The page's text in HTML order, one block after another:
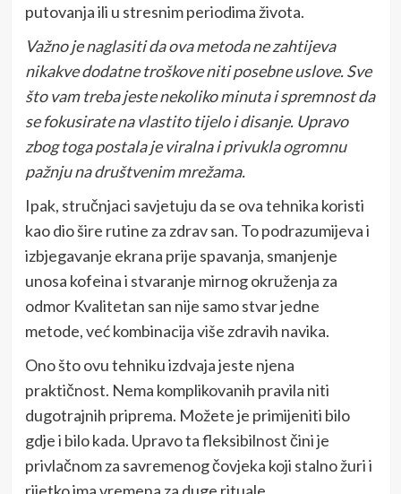
putovanja ili u stresnim periodima života.
Važno je naglasiti da ova metoda ne zahtijeva
nikakve dodatne troškove niti posebne uslove. Sve
što vam treba jeste nekoliko minuta i spremnost da
se fokusirate na vlastito tijelo i disanje. Upravo
zbog toga postala je viralna i privukla ogromnu
pažnju na društvenim mrežama.
Ipak, stručnjaci savjetuju da se ova tehnika koristi
kao dio šire rutine za zdrav san. To podrazumijeva i
izbjegavanje ekrana prije spavanja, smanjenje
unosa kofeina i stvaranje mirnog okruženja za
odmor Kvalitetan san nije samo stvar jedne
metode, već kombinacija više zdravih navika.
Ono što ovu tehniku izdvaja jeste njena
praktičnost. Nema komplikovanih pravila niti
dugotrajnih priprema. Možete je primijeniti bilo
gdje i bilo kada. Upravo ta fleksibilnost čini je
privlačnom za savremenog čovjeka koji stalno žuri i